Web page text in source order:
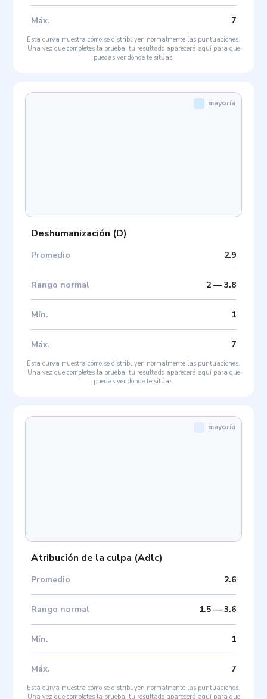
Máx. 7
Esta curva muestra cómo se distribuyen normalmente las puntuaciones.
Una vez que completes la prueba, tu resultado aparecerá aquí para que
puedas ver dónde te sitúas.
Deshumanización (D)
Promedio 2.9
Rango normal 2— 3.8
Mín. 1
Máx. 7
mayoría
Esta curva muestra cómo se distribuyen normalmente las puntuaciones.
Una vez que completes la prueba, tu resultado aparecerá aquí para que
puedas ver dónde te sitúas.
Atribución de la culpa (Adlc)
Promedio 2.6
Rango normal 1.5— 3.6
Mín. 1
Máx. 7
mayoría
Esta curva muestra cómo se distribuyen normalmente las puntuaciones.
Una vez que completes la prueba, tu resultado aparecerá aquí para que